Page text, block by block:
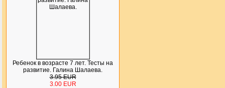
Ребенок в возрасте 7 лет. Тесты на
развитие. Галина Шалаева.
3.95 EUR
3.00 EUR